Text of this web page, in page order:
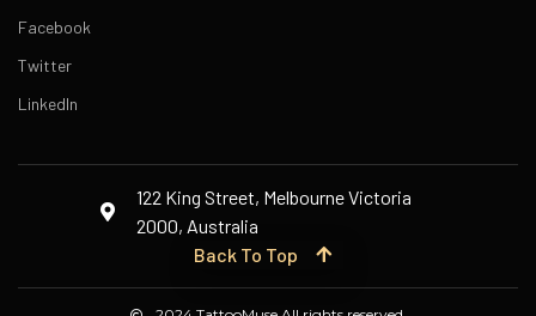
Facebook
Twitter
LinkedIn
122 King Street, Melbourne Victoria
2000, Australia
Back To Top